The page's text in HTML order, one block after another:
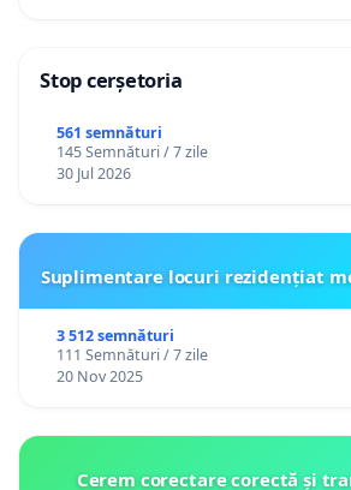
Stop cerșetoria
561 semnături
145 Semnături / 7 zile
30 Jul 2026
Suplimentare locuri rezidențiat
3 512 semnături
111 Semnături / 7 zile
20 Nov 2025
Cerem corectare corectă și